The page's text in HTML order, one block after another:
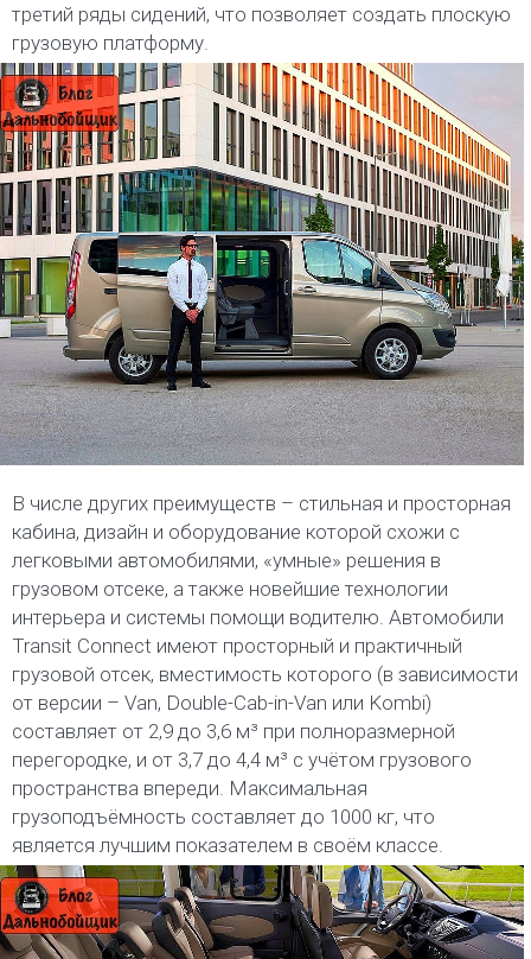
третий ряды сидений, что позволяет создать плоскую
грузовую платформу.
В числе других преимуществ – стильная и просторная
кабина, дизайн и оборудование которой схожи с
легковыми автомобилями, «умные» решения в
грузовом отсеке, а также новейшие технологии
интерьера и системы помощи водителю. Автомобили
Transit Connect имеют просторный и практичный
грузовой отсек, вместимость которого (в зависимости
от версии – Van, Double-Cab-in-Van или Kombi)
составляет от 2,9 до 3,6 м³ при полноразмерной
перегородке, и от 3,7 до 4,4 м³ с учётом грузового
пространства впереди. Максимальная
грузоподъёмность составляет до 1000 кг, что
является лучшим показателем в своём классе.